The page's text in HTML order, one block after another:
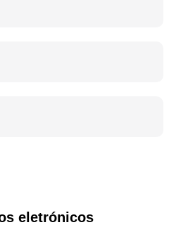
eletrónicos